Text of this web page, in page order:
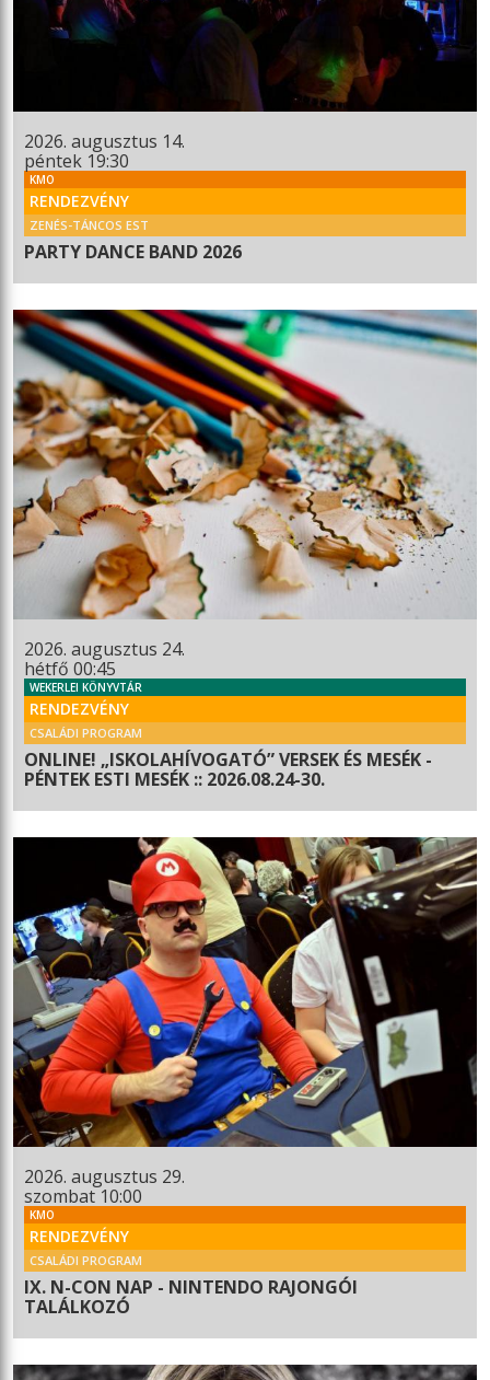
2026. augusztus 14.
péntek 19:30
KMO
RENDEZVÉNY
ZENÉS-TÁNCOS EST
PARTY DANCE BAND 2026
2026. augusztus 24.
hétfő 00:45
WEKERLEI KÖNYVTÁR
RENDEZVÉNY
CSALÁDI PROGRAM
ONLINE! „ISKOLAHÍVOGATÓ” VERSEK ÉS MESÉK -
PÉNTEK ESTI MESÉK :: 2026.08.24-30.
2026. augusztus 29.
szombat 10:00
KMO
RENDEZVÉNY
CSALÁDI PROGRAM
IX. N-CON NAP - NINTENDO RAJONGÓI
TALÁLKOZÓ